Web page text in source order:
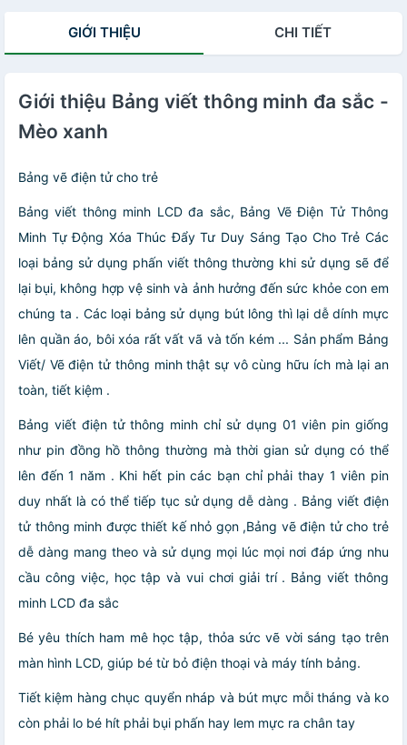
GIỚI THIỆU CHI TIẾT
Giới thiệu Bảng viết thông minh đa sắc -
Mèo xanh
Bảng vẽ điện tử cho trẻ
Bảng viết thông minh LCD đa sắc, Bảng Vẽ Điện Tử Thông
Minh Tự Động Xóa Thúc Đẩy Tư Duy Sáng Tạo Cho Trẻ Các
loại bảng sử dụng phấn viết thông thường khi sử dụng sẽ để
lại bụi, không hợp vệ sinh và ảnh hưởng đến sức khỏe con em
chúng ta . Các loại bảng sử dụng bút lông thì lại dễ dính mực
lên quần áo, bôi xóa rất vất vã và tốn kém ... Sản phẩm Bảng
Viết/ Vẽ điện tử thông minh thật sự vô cùng hữu ích mà lại an
toàn, tiết kiệm .
Bảng viết điện tử thông minh chỉ sử dụng 01 viên pin giống
như pin đồng hồ thông thường mà thời gian sử dụng có thể
lên đến 1 năm . Khi hết pin các bạn chỉ phải thay 1 viên pin
duy nhất là có thể tiếp tục sử dụng dễ dàng . Bảng viết điện
tử thông minh được thiết kế nhỏ gọn ,Bảng vẽ điện tử cho trẻ
dễ dàng mang theo và sử dụng mọi lúc mọi nơi đáp ứng nhu
cầu công việc, học tập và vui chơi giải trí . Bảng viết thông
minh LCD đa sắc
Bé yêu thích ham mê học tập, thỏa sức vẽ vời sáng tạo trên
màn hình LCD, giúp bé từ bỏ điện thoại và máy tính bảng.
Tiết kiệm hàng chục quyển nháp và bút mực mỗi tháng và ko
còn phải lo bé hít phải bụi phấn hay lem mực ra chân tay